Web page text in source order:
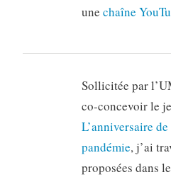
unechaîne
Sollicitée par
co-concevoir le
L’anniversaire
pandémie, j’ai
proposées dans